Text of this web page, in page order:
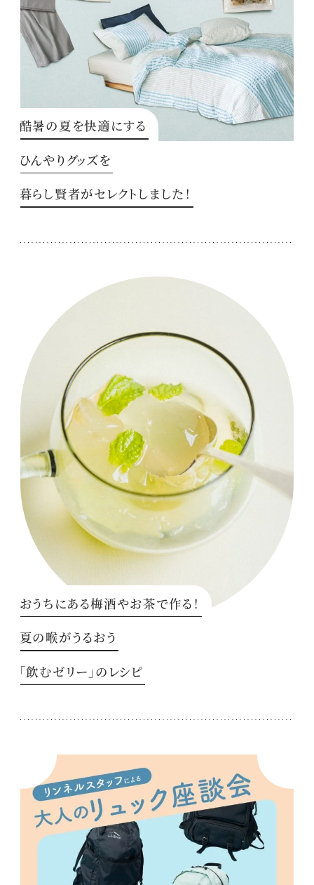
酷暑の夏を快適にする
ひんやりグッズを
暮らし賢者がセレクトしました！
おうちにある梅酒やお茶で作る！
夏の喉がうるおう
「飲むゼリー」のレシピ